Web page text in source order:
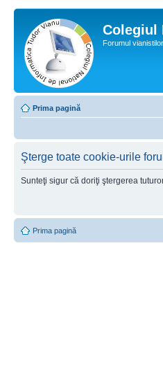
Colegiul
Forumul vianistilor
Prima pagină
Şterge toate cookie-urile
Sunteţi sigur că doriţi ştergerea
Prima pagină